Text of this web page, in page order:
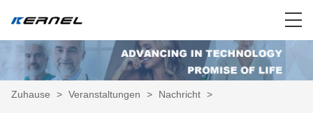
Zuhause > Veranstaltungen > Nachricht >